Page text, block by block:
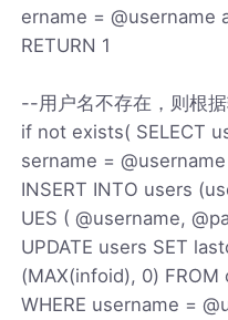
ername = @username
RETURN 1
--用户名不存在，则根
if not exists( SELECT
sername =
INSERT INTO users
UES ( @username,
UPDATE users SET
(MAX(infoid), 0) FROM
WHERE username =